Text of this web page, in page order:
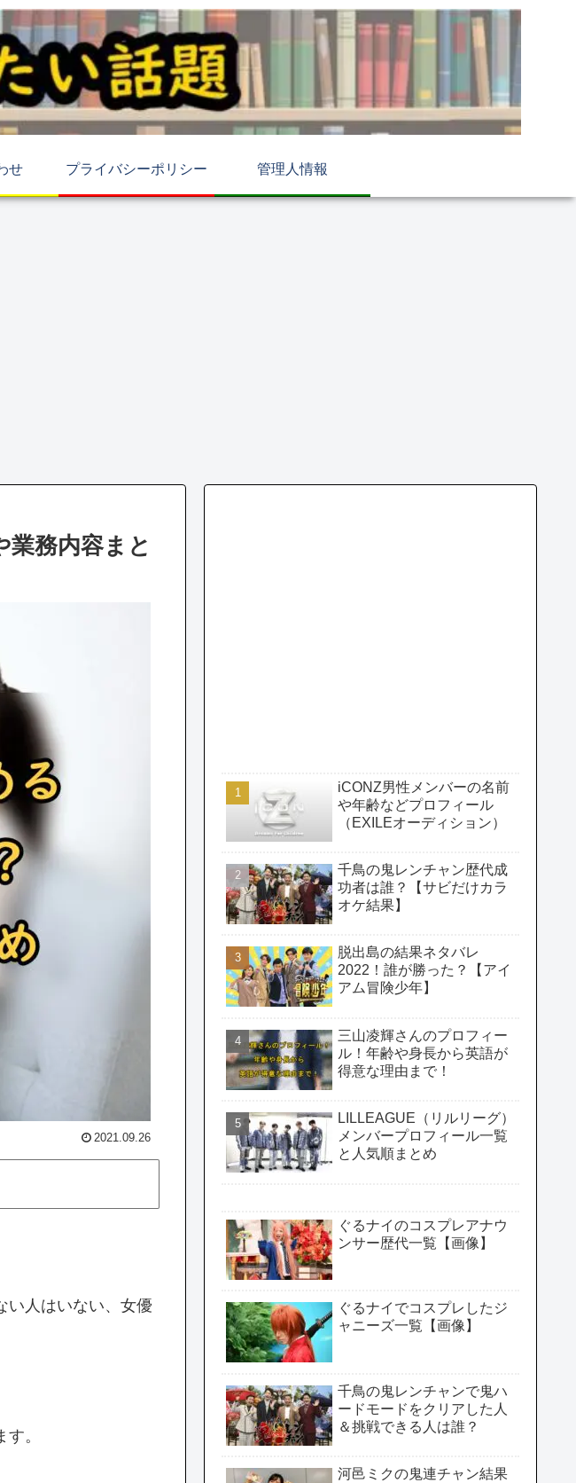
せ プライバシーポリシー 管理人情報
務内容まと
2021.09.26
い人はいない、女優
。
iCONZ男性メンバーの名前
や年齢などプロフィール
（EXILEオーディション）
千鳥の鬼レンチャン歴代成
功者は誰？【サビだけカラ
オケ結果】
脱出島の結果ネタバレ
2022！誰が勝った？【アイ
アム冒険少年】
三山凌輝さんのプロフィー
ル！年齢や身長から英語が
得意な理由まで！
LILLEAGUE（リルリーグ）
メンバープロフィール一覧
と人気順まとめ
ぐるナイのコスプレアナウ
ンサー歴代一覧【画像】
ぐるナイでコスプレしたジ
ャニーズ一覧【画像】
千鳥の鬼レンチャンで鬼ハ
ードモードをクリアした人
＆挑戦できる人は誰？
河邑ミクの鬼連チャン結果